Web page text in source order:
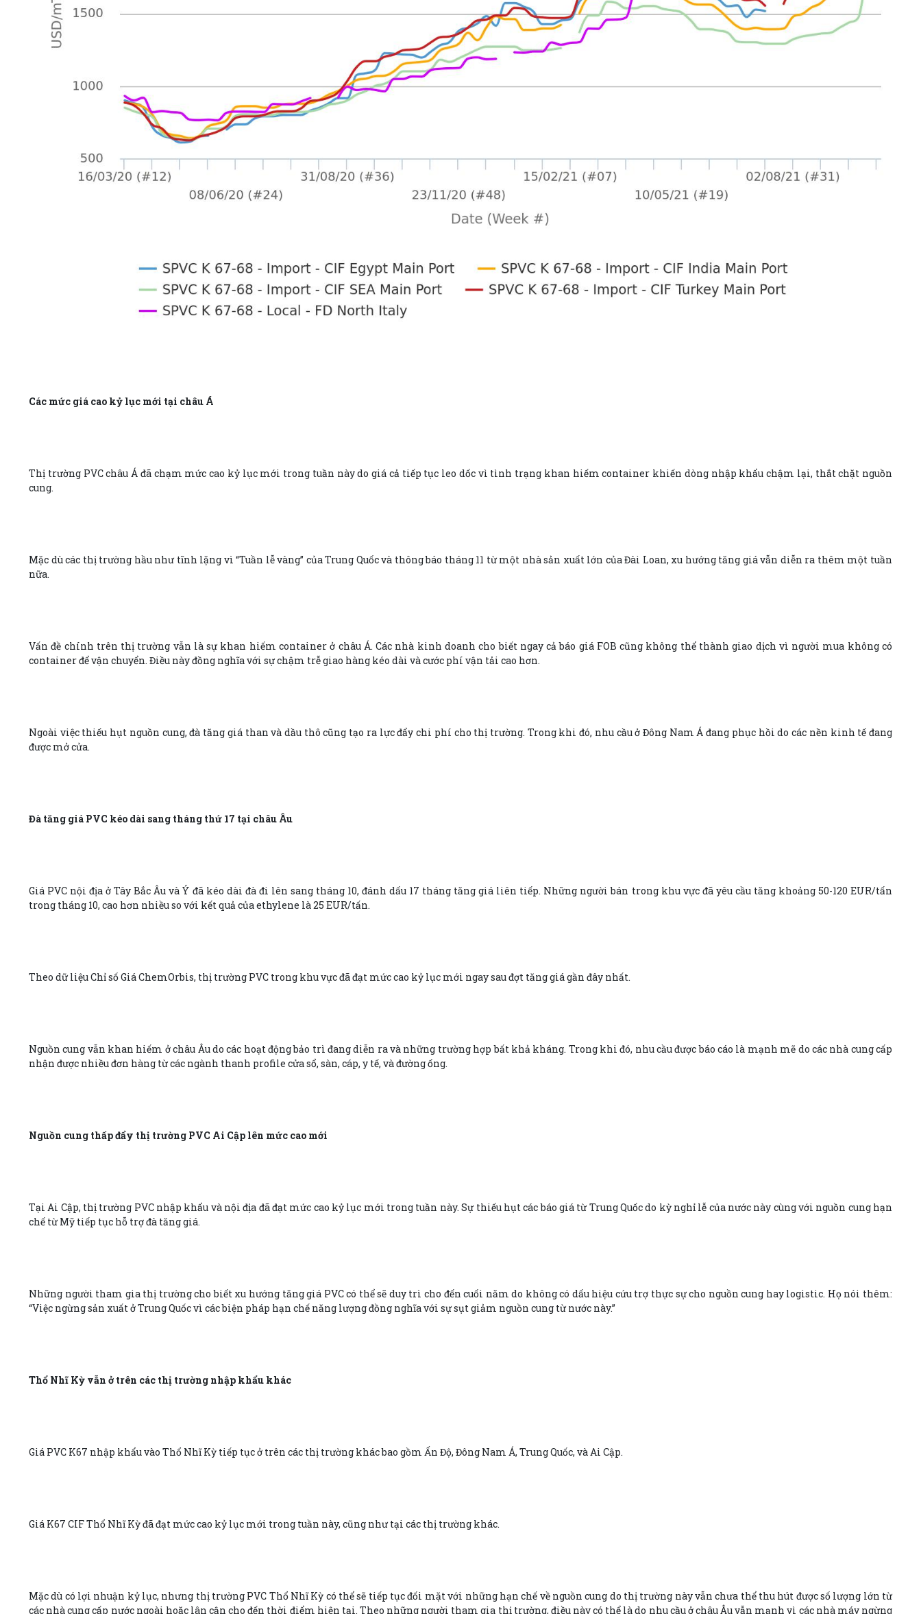
Các mức giá cao kỷ lục mới tại châu Á
Thị trường PVC châu Á đã chạm mức cao kỷ lục mới trong tuần này do giá cả tiếp tục leo dốc vì tình trạng khan hiếm container khiến dòng nhập khẩu chậm lại, thắt chặt nguồn
cung.
Mặc dù các thị trường hầu như tĩnh lặng vì “Tuần lễ vàng” của Trung Quốc và thông báo tháng 11 từ một nhà sản xuất lớn của Đài Loan, xu hướng tăng giá vẫn diễn ra thêm một tuần
nữa.
Vấn đề chính trên thị trường vẫn là sự khan hiếm container ở châu Á. Các nhà kinh doanh cho biết ngay cả báo giá FOB cũng không thể thành giao dịch vì người mua không có
container để vận chuyển. Điều này đồng nghĩa với sự chậm trễ giao hàng kéo dài và cước phí vận tải cao hơn.
Ngoài việc thiếu hụt nguồn cung, đà tăng giá than và dầu thô cũng tạo ra lực đẩy chi phí cho thị trường. Trong khi đó, nhu cầu ở Đông Nam Á đang phục hồi do các nền kinh tế đang
được mở cửa.
Đà tăng giá PVC kéo dài sang tháng thứ 17 tại châu Âu
Giá PVC nội địa ở Tây Bắc Âu và Ý đã kéo dài đà đi lên sang tháng 10, đánh dấu 17 tháng tăng giá liên tiếp. Những người bán trong khu vực đã yêu cầu tăng khoảng 50-120 EUR/tấn
trong tháng 10, cao hơn nhiều so với kết quả của ethylene là 25 EUR/tấn.
Theo dữ liệu Chỉ số Giá ChemOrbis, thị trường PVC trong khu vực đã đạt mức cao kỷ lục mới ngay sau đợt tăng giá gần đây nhất.
Nguồn cung vẫn khan hiếm ở châu Âu do các hoạt động bảo trì đang diễn ra và những trường hợp bất khả kháng. Trong khi đó, nhu cầu được báo cáo là mạnh mẽ do các nhà cung cấp
nhận được nhiều đơn hàng từ các ngành thanh profile cửa sổ, sàn, cáp, y tế, và đường ống.
Nguồn cung thấp đẩy thị trường PVC Ai Cập lên mức cao mới
Tại Ai Cập, thị trường PVC nhập khẩu và nội địa đã đạt mức cao kỷ lục mới trong tuần này. Sự thiếu hụt các báo giá từ Trung Quốc do kỳ nghỉ lễ của nước này cùng với nguồn cung hạn
chế từ Mỹ tiếp tục hỗ trợ đà tăng giá.
Những người tham gia thị trường cho biết xu hướng tăng giá PVC có thể sẽ duy trì cho đến cuối năm do không có dấu hiệu cứu trợ thực sự cho nguồn cung hay logistic. Họ nói thêm:
“Việc ngừng sản xuất ở Trung Quốc vì các biện pháp hạn chế năng lượng đồng nghĩa với sự sụt giảm nguồn cung từ nước này.”
Thổ Nhĩ Kỳ vẫn ở trên các thị trường nhập khẩu khác
Giá PVC K67 nhập khẩu vào Thổ Nhĩ Kỳ tiếp tục ở trên các thị trường khác bao gồm Ấn Độ, Đông Nam Á, Trung Quốc, và Ai Cập.
Giá K67 CIF Thổ Nhĩ Kỳ đã đạt mức cao kỷ lục mới trong tuần này, cũng như tại các thị trường khác.
Mặc dù có lợi nhuận kỷ lục, nhưng thị trường PVC Thổ Nhĩ Kỳ có thể sẽ tiếp tục đối mặt với những hạn chế về nguồn cung do thị trường này vẫn chưa thể thu hút được số lượng lớn từ
các nhà cung cấp nước ngoài hoặc lân cận cho đến thời điểm hiện tại. Theo những người tham gia thị trường, điều này có thể là do nhu cầu ở châu Âu vẫn mạnh vì các nhà máy ngừng